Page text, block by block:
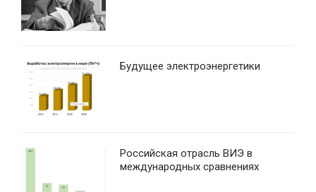
Будущее электроэнергетики
Российская отрасль ВИЭ в
международных сравнениях